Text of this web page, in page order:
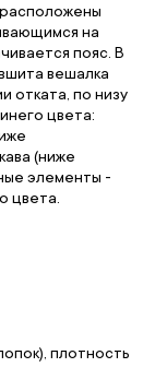
на
пояс. В
вешалка
отката, по низу
цвета:
(ниже
элементы -
цвета.
плотность